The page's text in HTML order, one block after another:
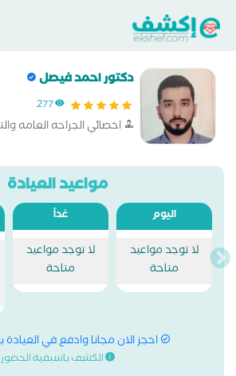
دكتور احمد فيصل
277
اخصائي الجراحه العامه
مواعيد العيادة
اليوم
لا توجد مواعيد
متاحة
غداً
لا توجد مواعيد
متاحة
احجز الان مجانا وادفع في العيادة
الكشف باسبقية الحضور